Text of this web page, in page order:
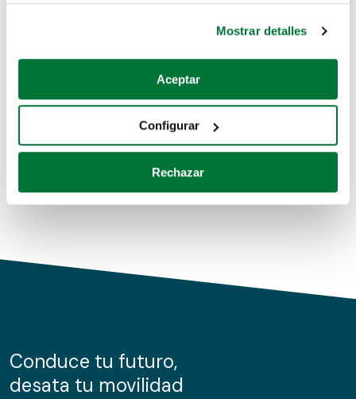
Si lo permite, también quisiéramos:
Recopilar información sobre su ubicación geográfica
Identificar su dispositivo analizándolo activamente
para buscar características específicas (huellas
Obtenga más información sobre cómo se procesan sus
de cookies.
información sobre el uso que haga del sitio web con
nuestros partners de redes sociales, publicidad y análisis
Mostrar detalles
Aceptar
Configurar
Rechazar
Coches de segunda mano
Coches de km0
Conduce tu futuro,
desata tu movilidad